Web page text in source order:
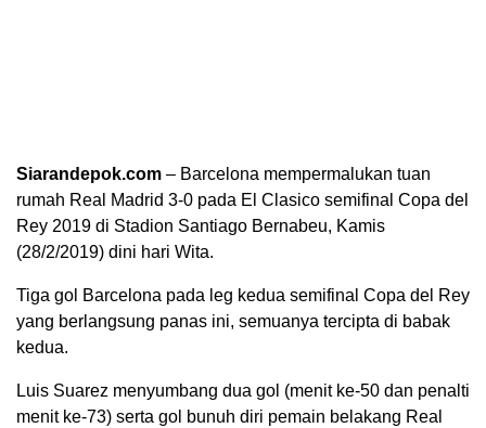
Siarandepok.com – Barcelona mempermalukan tuan
rumah Real Madrid 3-0 pada El Clasico semifinal Copa del
Rey 2019 di Stadion Santiago Bernabeu, Kamis
(28/2/2019) dini hari Wita.
Tiga gol Barcelona pada leg kedua semifinal Copa del Rey
yang berlangsung panas ini, semuanya tercipta di babak
kedua.
Luis Suarez menyumbang dua gol (menit ke-50 dan penalti
menit ke-73) serta gol bunuh diri pemain belakang Real